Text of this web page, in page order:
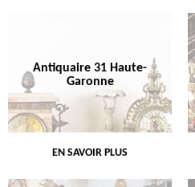
Antiquaire 31 Haute-
Garonne
EN SAVOIR PLUS